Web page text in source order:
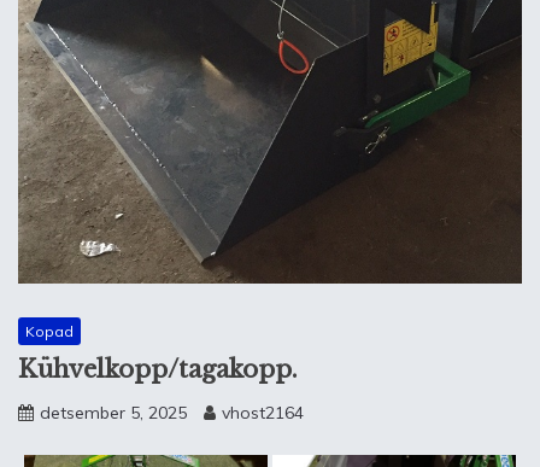
Kopad
Kühvelkopp/tagakopp.
detsember 5, 2025 vhost2164